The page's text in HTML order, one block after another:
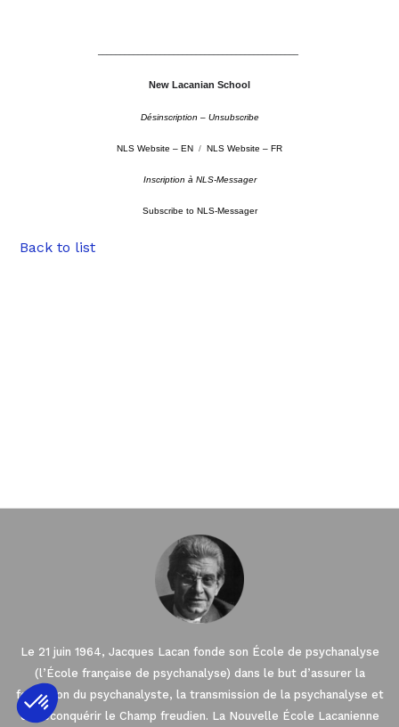
–––––––––––––––––––––––––––––––––––––––––––––
New Lacanian School
Désinscription – Unsubscribe
NLS Website – EN / NLS Website – FR
Inscription à NLS-Messager
Subscribe to NLS-Messager
Back to list
Le 21 juin 1964, Jacques Lacan fonde son École de psychanalyse
(l’École française de psychanalyse) dans le but d’assurer la
formation du psychanalyste, la transmission de la psychanalyse et
de reconquérir le Champ freudien. La Nouvelle École Lacanienne